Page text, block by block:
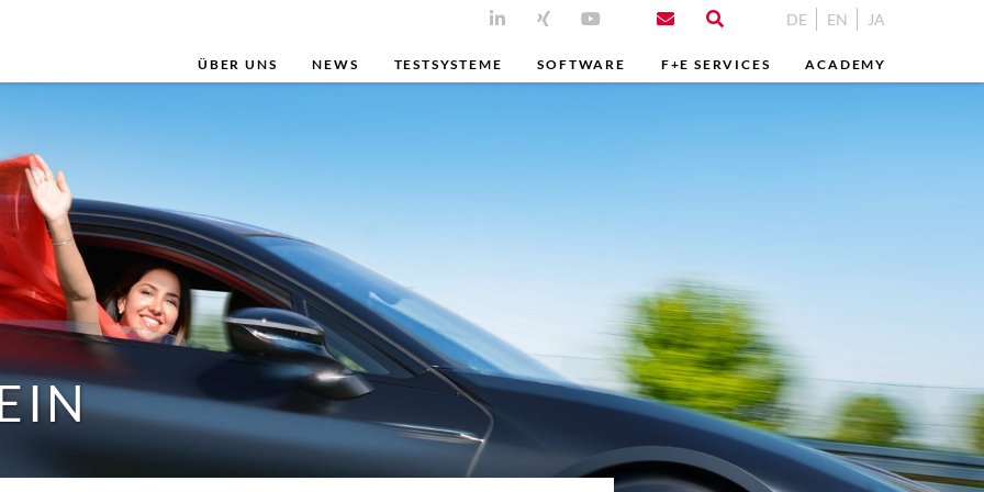
DE EN JA
ÜBER UNS NEWS TESTSYSTEME SOFTWARE F+E SERVICES ACADEMY